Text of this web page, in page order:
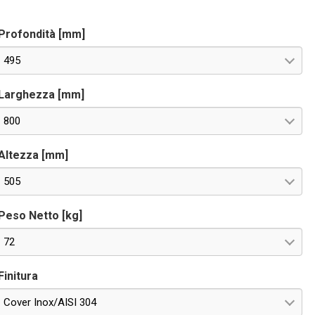
[mm]
495
[mm]
800
[mm]
505
Netto [kg]
72
Cover Inox/AISI 304